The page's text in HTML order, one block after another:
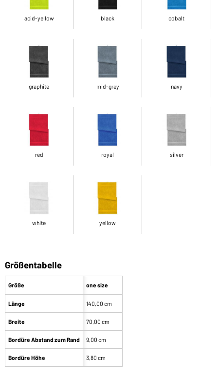
acid-yellow black cobalt
graphite mid-grey navy
red royal silver
white yellow
Größentabelle
Größe
Länge
Breite
Bordüre Abstand zum Rand
Bordüre Höhe
one size
140,00 cm
70,00 cm
9,00 cm
3,80 cm